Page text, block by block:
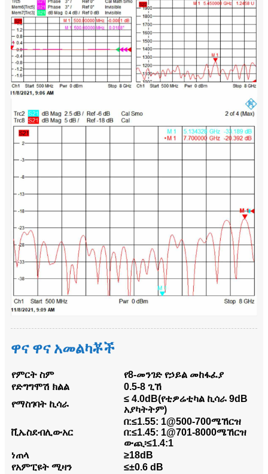
ዋና ዋና አመልካቾች
የምርት ስም
የ8-መንገድ የኃይል መከፋፈያ
የድግግሞሽ ክልል
0.5-8 ጊኸ
የማስገባት ኪሳራ
≤ 4.0dB(የቲዎሬቲካል ኪሳራ 9dB
አያካትትም)
ቪኤስደብሊውአር
በ:≤1.55: 1@500-700ሜኸርዝ
በ:≤1.45: 1@701-8000ሜኸርዝ
ውጪ፡≤1.4:1
ነጠላ
≥18dB
የአምፒዩት ሚዛን
≤±0.6 dB